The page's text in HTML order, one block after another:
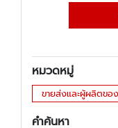
หมวดหมู่
ขายส่งและผู้ผลิตขอ
คำค้นหา